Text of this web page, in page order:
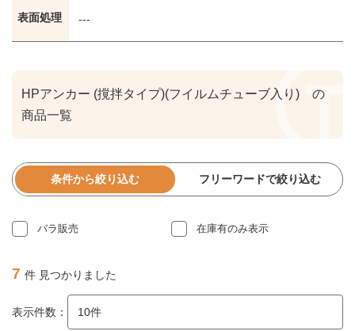
表面処理 ---
HPアンカー (撹拌タイプ)(フイルムチューブ入り) の
商品一覧
条件から絞り込む フリーワードで絞り込む
バラ販売 在庫有のみ表示
7 件 見つかりました
表示件数：